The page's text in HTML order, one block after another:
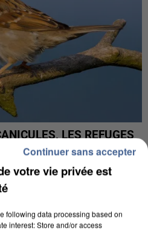
LES REFUGES
votre vie privée est
following data processing based on
interest: Store and/or access
Continuer sans accepter